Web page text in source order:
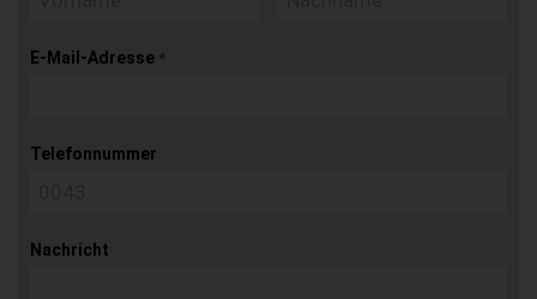
E-Mail-Adresse *
Telefonnummer
Nachricht